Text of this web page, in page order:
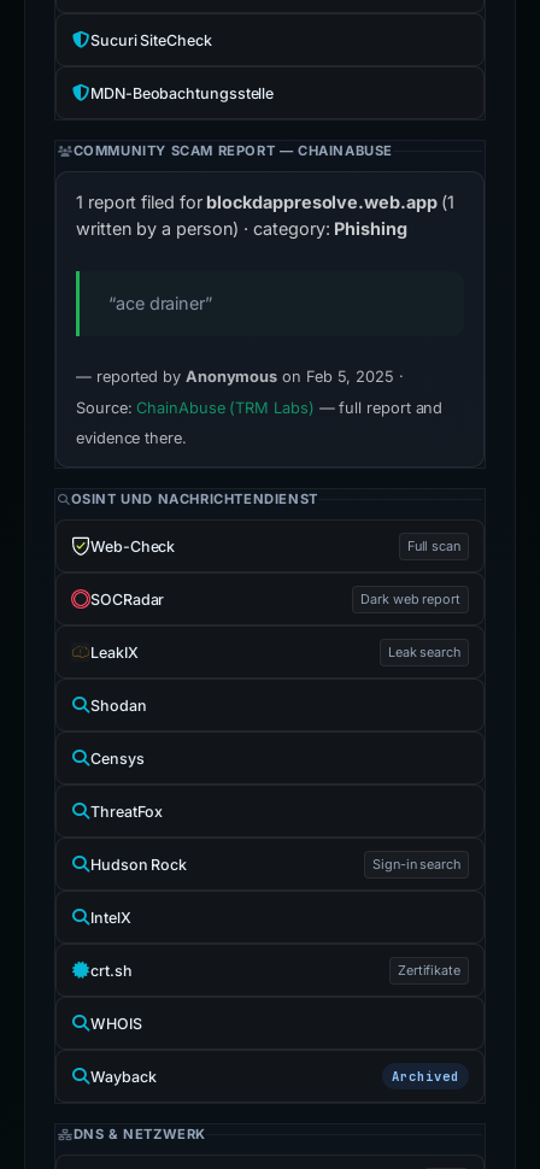
Sucuri SiteCheck
MDN-Beobachtungsstelle
COMMUNITY SCAM REPORT — CHAINABUSE
1 report filed for blockdappresolve.web.app(1
written by a person) · category: Phishing
“ace drainer”
— reported by Anonymous on Feb 5, 2025 ·
Source:ChainAbuse (TRM Labs) — full report and
evidence there.
OSINT UND NACHRICHTENDIENST
Web-Check Full scan
SOCRadar Dark web report
LeakIX Leak search
Shodan
Censys
ThreatFox
Hudson Rock Sign-in search
IntelX
crt.sh Zertifikate
WHOIS
Wayback Archived
DNS & NETZWERK